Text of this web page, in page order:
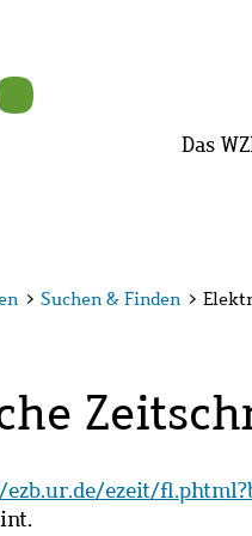
Das
> Suchen & Finden >
ezeit/